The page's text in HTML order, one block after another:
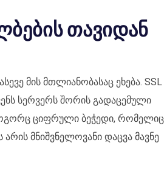
თავიდან
მის მთლიანობასაც ეხება. SSL
სერვერს შორის გადაცემული
ციფრული ბეჭედი, რომელიც
მნიშვნელოვანი დაცვა მავნე